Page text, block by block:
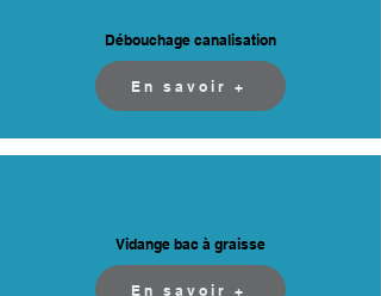
Débouchage canalisation
En savoir +
Vidange bac à graisse
En savoir +